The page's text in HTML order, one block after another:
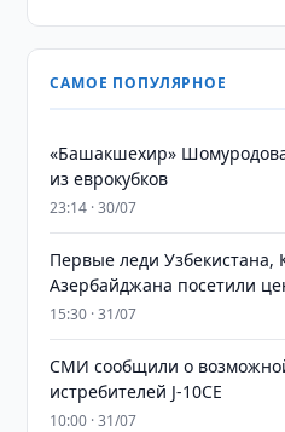
САМОЕ ПОПУЛЯРНОЕ
«Башакшехир»
из еврокубков
23:14 · 30/07
Первые леди Узбекистана,
Азербайджана посетили
15:30 · 31/07
СМИ сообщили о
истребителей J-10CE
10:00 · 31/07